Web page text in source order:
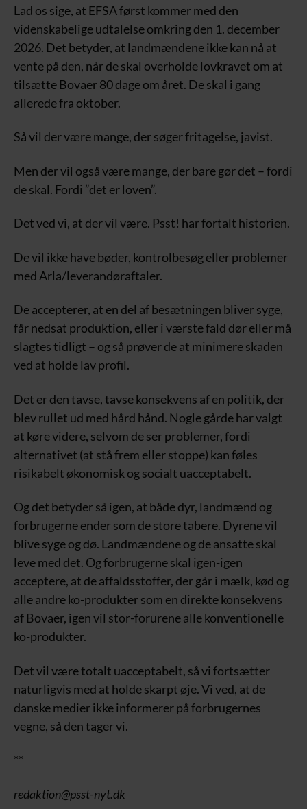
Lad os sige, at EFSA først kommer med den
videnskabelige udtalelse omkring den 1. december
2026. Det betyder, at landmændene ikke kan nå at
vente på den, når de skal overholde lovkravet om at
tilsætte Bovaer 80 dage om året. De skal i gang
allerede fra oktober.
Så vil der være mange, der søger fritagelse, javist.
Men der vil også være mange, der bare gør det – fordi
de skal. Fordi ”det er loven”.
Det ved vi, at der vil være. Psst! har fortalt historien.
De vil ikke have bøder, kontrolbesøg eller problemer
med Arla/leverandøraftaler.
De accepterer, at en del af besætningen bliver syge,
får nedsat produktion, eller i værste fald dør eller må
slagtes tidligt – og så prøver de at minimere skaden
ved at holde lav profil.
Det er den tavse, tavse konsekvens af en politik, der
blev rullet ud med hård hånd. Nogle gårde har valgt
at køre videre, selvom de ser problemer, fordi
alternativet (at stå frem eller stoppe) kan føles
risikabelt økonomisk og socialt uacceptabelt.
Og det betyder så igen, at både dyr, landmænd og
forbrugerne ender som de store tabere. Dyrene vil
blive syge og dø. Landmændene og de ansatte skal
leve med det. Og forbrugerne skal igen-igen
acceptere, at de affaldsstoffer, der går i mælk, kød og
alle andre ko-produkter som en direkte konsekvens
af Bovaer, igen vil stor-forurene alle konventionelle
ko-produkter.
Det vil være totalt uacceptabelt, så vi fortsætter
naturligvis med at holde skarpt øje. Vi ved, at de
danske medier ikke informerer på forbrugernes
vegne, så den tager vi.
**
redaktion@psst-nyt.dk